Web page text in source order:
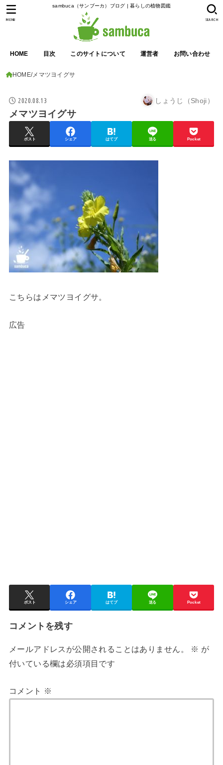
sambuca（サンブーカ）ブログ | 暮らしの植物図鑑
HOME 目次 このサイトについて 運営者 お問い合わせ
SEARCH
MENU
HOME メマツヨイグサ
2020.08.13 しょうじ（Shoji）
メマツヨイグサ
ポスト シェア はてブ 送る Pocket
こちらはメマツヨイグサ。
広告
ポスト シェア はてブ 送る Pocket
コメントを残す
メールアドレスが公開されることはありません。 ※ が
付いている欄は必須項目です
コメント ※